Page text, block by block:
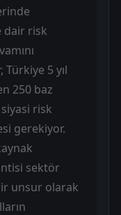
dair risk
5 yıl
250 baz
risk
gerekiyor.
sektör
unsur olarak